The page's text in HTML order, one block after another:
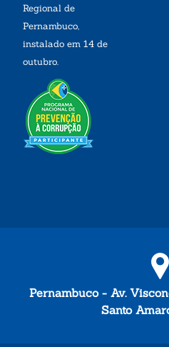
Regional de
Pernambuco,
instalado em 14 de
outubro.
Pernambuco - Av.
Santo